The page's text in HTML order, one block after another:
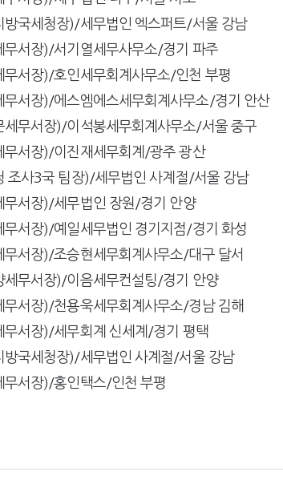
국세청장)/세무법인 엑스퍼트/서울 강남
서장)/서기열세무사무소/경기 파주
서장)/호인세무회계사무소/인천 부평
서장)/에스엠에스세무회계사무소/경기 안산
무서장)/이석봉세무회계사무소/서울 중구
서장)/이진재세무회계/광주 광산
조사3국 팀장)/세무법인 사계절/서울 강남
서장)/세무법인 장원/경기 안양
서장)/예일세무법인 경기지점/경기 화성
서장)/조승현세무회계사무소/대구 달서
무서장)/이음세무컨설팅/경기 안양
서장)/천용욱세무회계사무소/경남 김해
서장)/세무회계 신세계/경기 평택
국세청장)/세무법인 사계절/서울 강남
서장)/홍인택스/인천 부평